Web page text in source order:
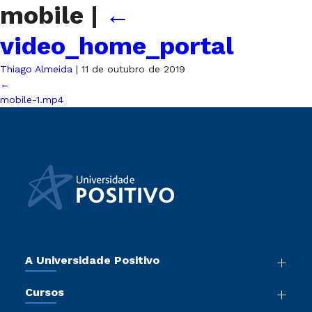
mobile | ←
video_home_portal
Thiago Almeida | 11 de outubro de 2019
←
mobile-1.mp4
A Universidade Positivo
Sala de Imprensa
Cursos